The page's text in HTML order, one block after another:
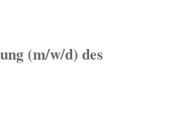
(m/w/d) des